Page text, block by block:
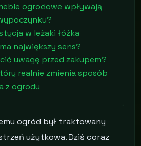
ogrodowe wpływają
w leżaki łóżka
największy sens?
uwagę przed zakupem?
realnie zmienia sposób
z ogrodu
ogród był traktowany
użytkowa. Dziś coraz